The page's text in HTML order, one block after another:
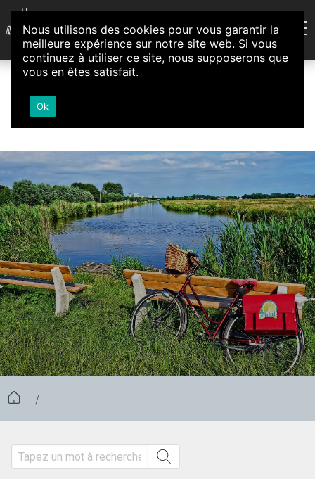
Aller au contenu
Association d'Animation et d'Initiatives Citoyennes
Loire-Authion
/
Nous utilisons des cookies pour vous garantir la
meilleure expérience sur notre site web. Si vous
continuez à utiliser ce site, nous supposerons que
vous en êtes satisfait.
Ok